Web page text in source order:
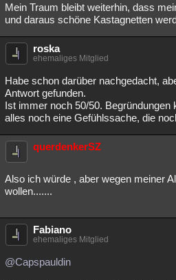
Philosophie Träume Orte
Astronomie Helpdesk Gruppen
Musik Clash
Übersichten
Besucht Teilgenommen Alle
Lesenswert Schlüsselwörter
Mein Traum bleibt weiterhin, dass
und daraus schöne Kastagnetten
roska
ehemaliges Mitglied
Habe schon darüber nachgedacht,
Antwort gefunden.
Ist immer noch 50/50. Begründungen
alles noch eine Gefühlssache, die
querdenkerSZ
Also ich würde , aber wegen meiner
wollen.......
Fabiano
ehemaliges Mitglied
@Capspauldin